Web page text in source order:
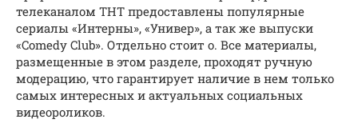
телеканалом ТНТ предоставлены популярные
сериалы «Интерны», «Универ», а так же выпуски
«Comedy Club». Отдельно стоит о. Все материалы,
размещенные в этом разделе, проходят ручную
модерацию, что гарантирует наличие в нем только
самых интересных и актуальных социальных
видеороликов.